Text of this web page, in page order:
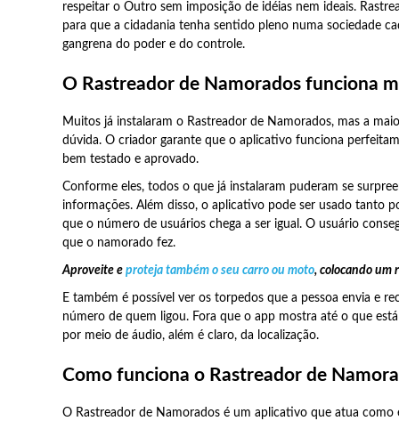
respeitar o Outro sem imposição de idéias nem ideais.
para que a cidadania tenha sentido pleno numa sociedade
gangrena do poder e do controle.
O Rastreador de Namorados funciona
Muitos já instalaram o Rastreador de Namorados, mas a
dúvida. O criador garante que o aplicativo funciona
bem testado e aprovado.
Conforme eles, todos o que já instalaram puderam se
informações. Além disso, o aplicativo pode ser usado tanto
que o número de usuários chega a ser igual. O usuário
que o namorado fez.
Aproveite e proteja também o seu carro ou moto, colocando um
E também é possível ver os torpedos que a pessoa envia e
número de quem ligou. Fora que o app mostra até o que
por meio de áudio, além é claro, da localização.
Como funciona o Rastreador de
O Rastreador de Namorados é um aplicativo que atua como